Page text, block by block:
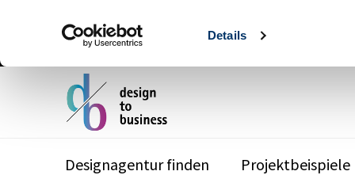
Details
Designagentur finden Projektbeispiele